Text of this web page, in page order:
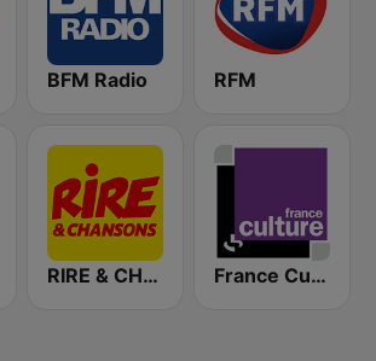
BFM Radio RFM
RIRE & CHANSONS France Culture